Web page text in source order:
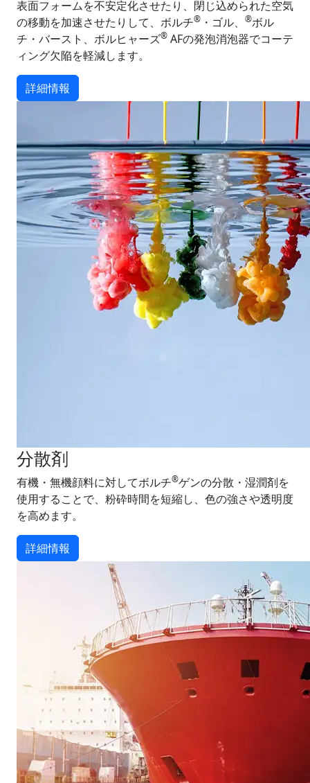
表面フォームを不安定化させたり、閉じ込められた空気
の移動を加速させたりして、ボルチ® ・ゴル、 ®ボル
チ・バースト、ボルヒャーズ® AFの発泡消泡器でコーテ
ィング欠陥を軽減します。
詳細情報
分散剤
有機・無機顔料に対してボルチ®ゲンの分散・湿潤剤を
使用することで、粉砕時間を短縮し、色の強さや透明度
を高めます。
詳細情報